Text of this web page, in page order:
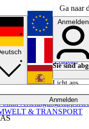
Ga naar
Anmelden
Verteidigung
English
Français
Anmelden
Sie sind
Licht aus
& TRANSPORT